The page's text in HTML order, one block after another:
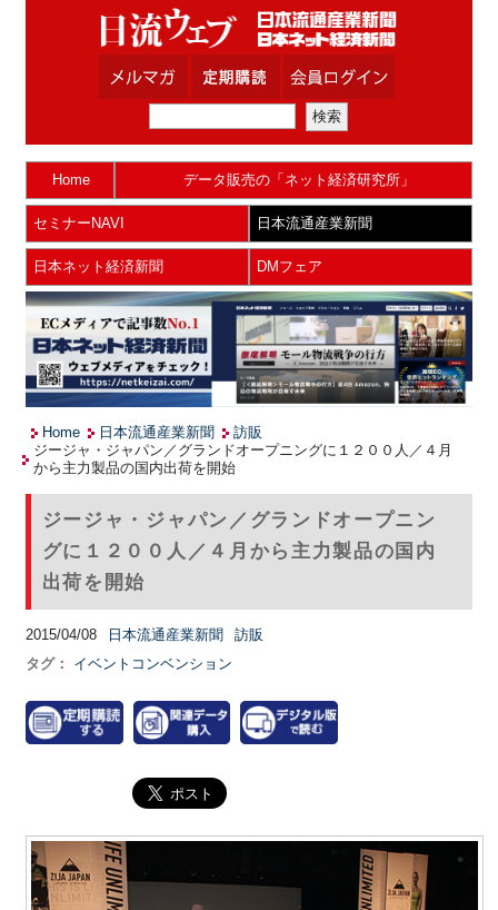
Home データ販売の「ネット経済研究所」
セミナーNAVI 日本流通産業新聞
日本ネット経済新聞 DMフェア
Home 日本流通産業新聞
訪販
ジージャ・ジャパン／グランドオープニングに１２００人／４月
から主力製品の国内出荷を開始
ジージャ・ジャパン／グランドオープニン
グに１２００人／４月から主力製品の国内
出荷を開始
2015/04/08 日本流通産業新聞
訪販
タグ：
イベントコンベンション